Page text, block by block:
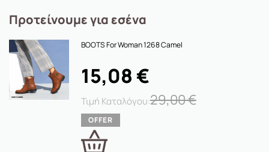
Προτείνουμε για εσένα
BOOTS For Woman 1268 Camel
29,00€
15,08 €